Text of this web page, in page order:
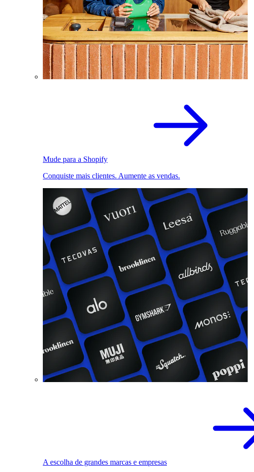
Mude para a Shopify
Conquiste mais clientes. Aumente as vendas.
A escolha de grandes marcas e empresas